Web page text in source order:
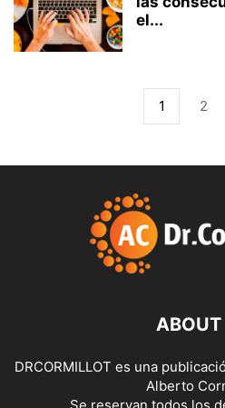
el...
1 2
ABOUT
DRCORMILLOT es una
Alberto